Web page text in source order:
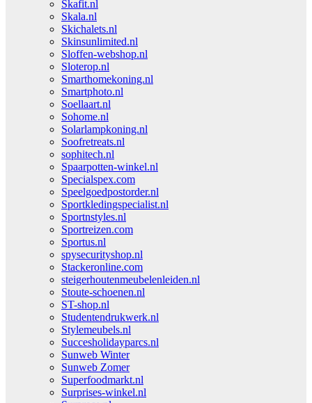
Skafit.nl
Skala.nl
Skichalets.nl
Skinsunlimited.nl
Sloffen-webshop.nl
Sloterop.nl
Smarthomekoning.nl
Smartphoto.nl
Soellaart.nl
Sohome.nl
Solarlampkoning.nl
Soofretreats.nl
sophitech.nl
Spaarpotten-winkel.nl
Specialspex.com
Speelgoedpostorder.nl
Sportkledingspecialist.nl
Sportnstyles.nl
Sportreizen.com
Sportus.nl
spysecurityshop.nl
Stackeronline.com
steigerhoutenmeubelenleiden.nl
Stoute-schoenen.nl
ST-shop.nl
Studentendrukwerk.nl
Stylemeubels.nl
Succesholidayparcs.nl
Sunweb Winter
Sunweb Zomer
Superfoodmarkt.nl
Surprises-winkel.nl